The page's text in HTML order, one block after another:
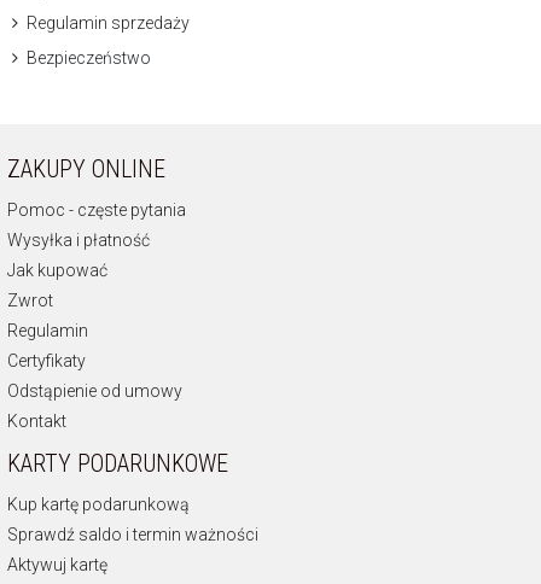
Regulamin sprzedaży
Bezpieczeństwo
ZAKUPY ONLINE
Pomoc - częste pytania
Wysyłka i płatność
Jak kupować
Zwrot
Regulamin
Certyfikaty
Odstąpienie od umowy
Kontakt
KARTY PODARUNKOWE
Kup kartę podarunkową
Sprawdź saldo i termin ważności
Aktywuj kartę